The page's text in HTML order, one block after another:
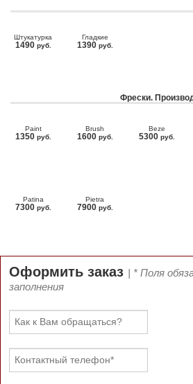
Штукатурка
1490 руб.
Гладкие
1390 руб.
Фрески.
Paint
1350 руб.
Brush
1600 руб.
Beze
5300 руб.
Patina
7300 руб.
Pietra
7900 руб.
Оформить заказ | * Поля
заполнения